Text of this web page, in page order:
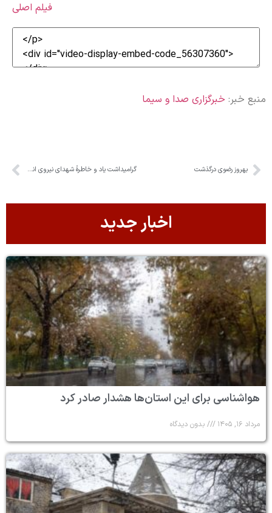
فیلم اصلی
منبع خبر: خبرگزاری صدا و سیما
بهروز رضوی درگذشت گرامیداشت یاد و خاطرۀ شهدای نیروی انتظامی
اخبار جدید
هواشناسی برای این استان‌ها هشدار صادر کرد
مرداد ۱۶, ۱۴۰۵ بدون دیدگاه